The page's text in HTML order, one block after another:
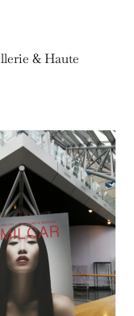
& Haute